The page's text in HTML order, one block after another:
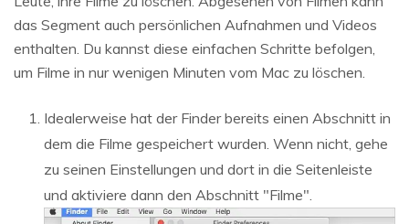
das Segment auch persönlichen Aufnahmen und Videos
enthalten. Du kannst diese einfachen Schritte befolgen,
um Filme in nur wenigen Minuten vom Mac zu löschen.
Idealerweise hat der Finder bereits einen Abschnitt in
dem die Filme gespeichert wurden. Wenn nicht, gehe
zu seinen Einstellungen und dort in die Seitenleiste
und aktiviere dann den Abschnitt "Filme".